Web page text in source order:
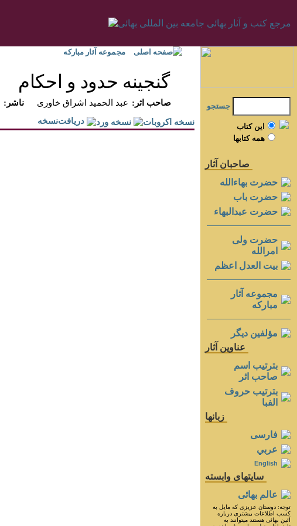
صفحه اصلی مجموعه آثار مبارکه
گنجينه حدود و احكام
:ناشر عبد الحميد اشراق خاورى
:صاحب اثر
جستجو
اين کتاب
همه کتابها
صاحبان آثار
حضرت بهاءالله
حضرت باب
حضرت عبدالبهاء
حضرت ولی
امرالله
بيت العدل اعظم
مجموعه آثار
مباركه
مؤلفين ديگر
عناوين آثار
بترتيب اسم
صاحب اثر
بترتيب حروف
الفبا
زبانها
فارسی
عربي
English
سايتهای وابسته
عالم بهائی
توجه: دوستان عزيزى كه مايل به
كسب اطلاعات بيشترى درباره
آئين بهائى هستند ميتوانند به